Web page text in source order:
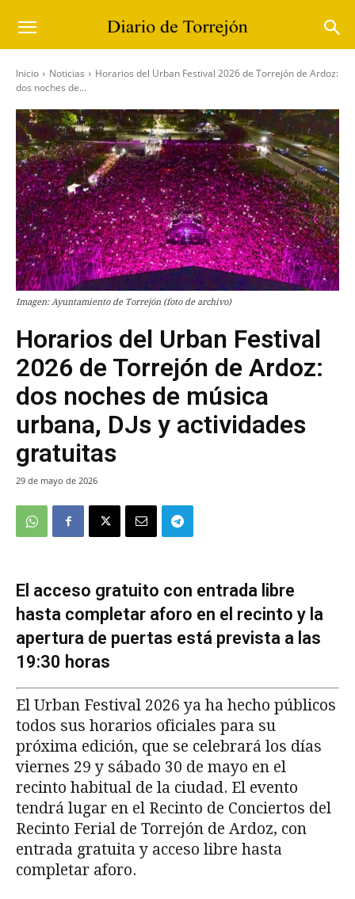
Inicio Noticias
Horarios del Urban Festival 2026 de Torrejón de Ardoz:
dos noches de...
Imagen: Ayuntamiento de Torrejón (foto de archivo)
Horarios del Urban Festival
2026 de Torrejón de Ardoz:
dos noches de música
urbana, DJs y actividades
gratuitas
29 de mayo de 2026
El acceso gratuito con entrada libre
hasta completar aforo en el recinto y la
apertura de puertas está prevista a las
19:30 horas
El Urban Festival 2026 ya ha hecho públicos
todos sus horarios oficiales para su
próxima edición, que se celebrará los días
viernes 29 y sábado 30 de mayo en el
recinto habitual de la ciudad. El evento
tendrá lugar en el Recinto de Conciertos del
Recinto Ferial de Torrejón de Ardoz, con
entrada gratuita y acceso libre hasta
completar aforo.